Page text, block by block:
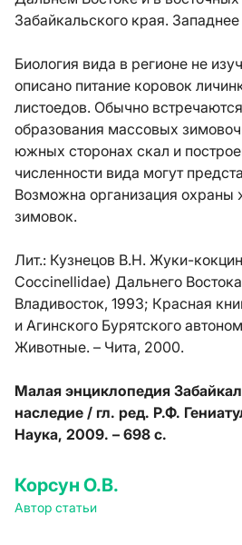
Забайкальского края.
Биология вида в регионе не
описано питание коровок
листоедов. Обычно
образования массовых
южных сторонах скал и
численности вида могут
Возможна организация охраны
зимовок.
Лит.: Кузнецов В.Н. Жуки-
Coccinellidae) Дальнего
Владивосток, 1993; Красная
и Агинского Бурятского
Животные. – Чита, 2000.
Малая энциклопедия
наследие / гл. ред. Р.Ф.
Наука, 2009. – 698 с.
Корсун О.В.
Автор статьи